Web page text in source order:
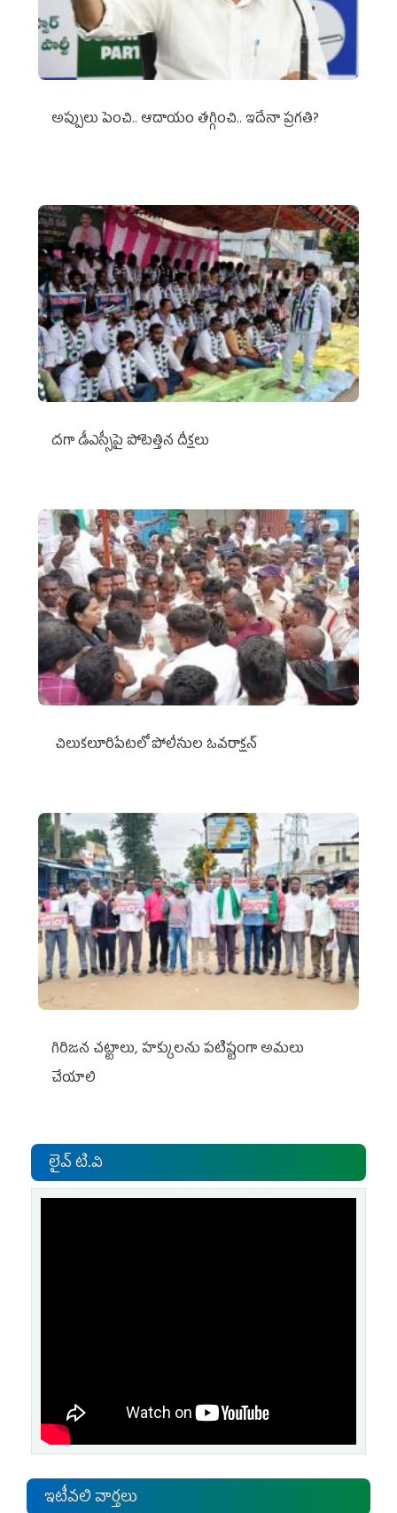
అప్పులు పెంచి.. ఆదాయం తగ్గించి.. ఇదేనా ప్రగతి?
దగా డీఎస్సీపై పోటెత్తిన దీక్షలు
చిలుక‌లూరిపేట‌లో పోలీసుల ఓవ‌రాక్ష‌న్‌
గిరిజన చట్టాలు, హక్కులను పటిష్టంగా అమలు
చేయాలి
లైవ్ టి.వి
ఇటీవలి వార్తలు